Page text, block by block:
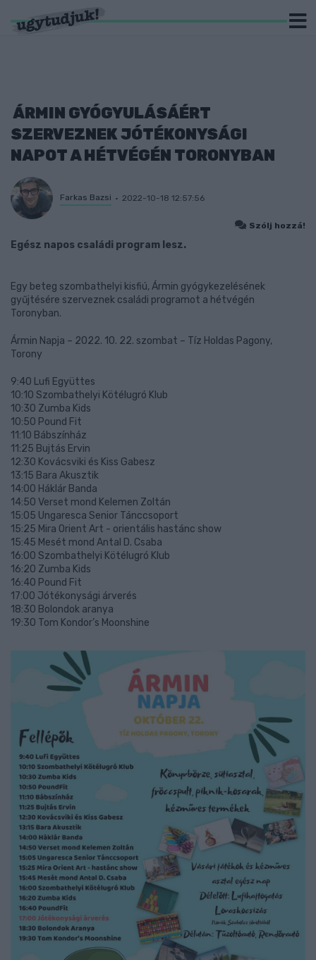
ÁRMIN GYÓGYULÁSÁÉRT
SZERVEZNEK JÓTÉKONYSÁGI
NAPOT A HÉTVÉGÉN TORONYBAN
Farkas Bazsi 2022-10-18 12:57:56
Szólj hozzá!
Egész napos családi program lesz.
Egy beteg szombathelyi kisfiú, Ármin gyógykezelésének
gyűjtésére szerveznek családi programot a hétvégén
Toronyban.
Ármin Napja – 2022. 10. 22. szombat – Tíz Holdas Pagony,
Torony
9:40 Lufi Együttes
10:10 Szombathelyi Kötélugró Klub
10:30 Zumba Kids
10:50 Pound Fit
11:10 Bábszínház
11:25 Bujtás Ervin
12:30 Kovácsviki és Kiss Gabesz
13:15 Bara Akusztik
14:00 Háklár Banda
14:50 Verset mond Kelemen Zoltán
15:05 Ungaresca Senior Tánccsoport
15:25 Mira Orient Art - orientális hastánc show
15:45 Mesét mond Antal D. Csaba
16:00 Szombathelyi Kötélugró Klub
16:20 Zumba Kids
16:40 Pound Fit
17:00 Jótékonysági árverés
18:30 Bolondok aranya
19:30 Tom Kondor’s Moonshine